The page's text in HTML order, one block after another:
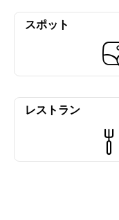
スポット
レストラン